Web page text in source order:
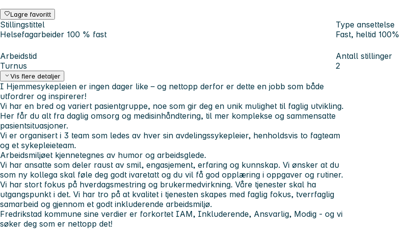
Lagre favoritt
Stillingstittel
Helsefagarbeider 100 % fast
Type ansettelse
Fast, heltid 100%
Arbeidstid
Turnus
Antall stillinger
2
Vis flere detaljer
I Hjemmesykepleien er ingen dager like – og nettopp derfor er dette en jobb som både
utfordrer og inspirerer!
Vi har en bred og variert pasientgruppe, noe som gir deg en unik mulighet til faglig utvikling.
Her får du alt fra daglig omsorg og medisinhåndtering, til mer komplekse og sammensatte
pasientsituasjoner.
Vi er organisert i 3 team som ledes av hver sin avdelingssykepleier, henholdsvis to fagteam
og et sykepleieteam.
Arbeidsmiljøet kjennetegnes av humor og arbeidsglede.
Vi har ansatte som deler raust av smil, engasjement, erfaring og kunnskap. Vi ønsker at du
som ny kollega skal føle deg godt ivaretatt og du vil få god opplæring i oppgaver og rutiner.
Vi har stort fokus på hverdagsmestring og brukermedvirkning. Våre tjenester skal ha
utgangspunkt i det. Vi har tro på at kvalitet i tjenesten skapes med faglig fokus, tverrfaglig
samarbeid og gjennom et godt inkluderende arbeidsmiljø.
Fredrikstad kommune sine verdier er forkortet IAM, Inkluderende, Ansvarlig, Modig - og vi
søker deg som er nettopp det!